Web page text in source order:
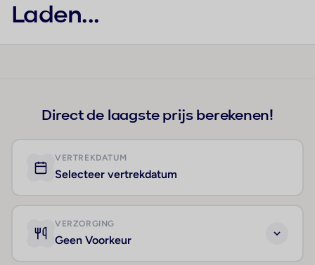
Laden...
Direct de laagste prijs berekenen!
VERTREKDATUM
Selecteer vertrekdatum
VERZORGING
Geen Voorkeur